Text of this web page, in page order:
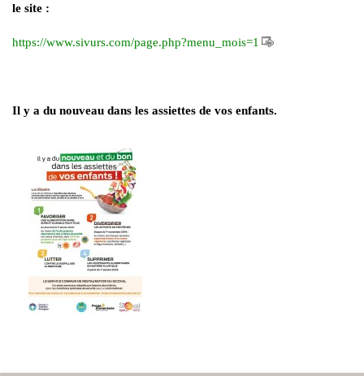
le site :
https://www.sivurs.com/page.php?menu_mois=1
Il y a du nouveau dans les assiettes de vos enfants.